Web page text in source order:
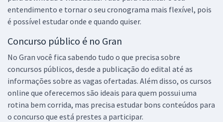
entendimento e tornar o seu cronograma mais flexível, pois
é possível estudar onde e quando quiser.
Concurso público é no Gran
No Gran você fica sabendo tudo o que precisa sobre
concursos públicos, desde a publicação do edital até as
informações sobre as vagas ofertadas. Além disso, os cursos
online que oferecemos são ideais para quem possui uma
rotina bem corrida, mas precisa estudar bons conteúdos para
o concurso que está prestes a participar.